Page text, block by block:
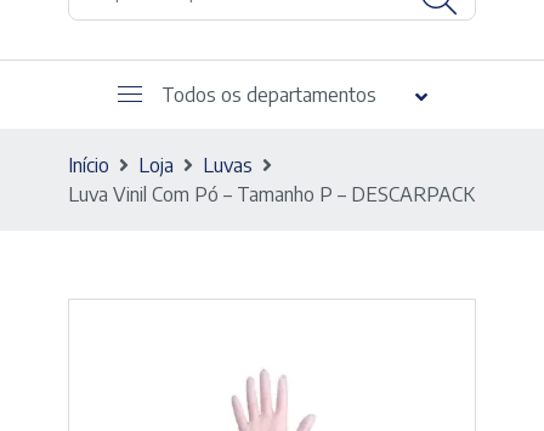
Todos os departamentos
Início Loja
Luvas
Luva Vinil Com Pó – Tamanho P – DESCARPACK